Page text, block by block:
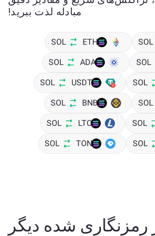
مبادله لذت ببرید!
SOL
ETH
SOL
SOL
ADA
SOL
SOL
USDT
SOL
SOL
BNB
SOL
SOL
LTC
SOL
SOL
TON
SOL
رمزنگاری شده دیگر